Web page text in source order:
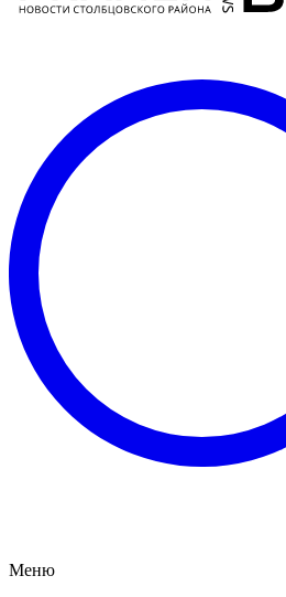
Меню